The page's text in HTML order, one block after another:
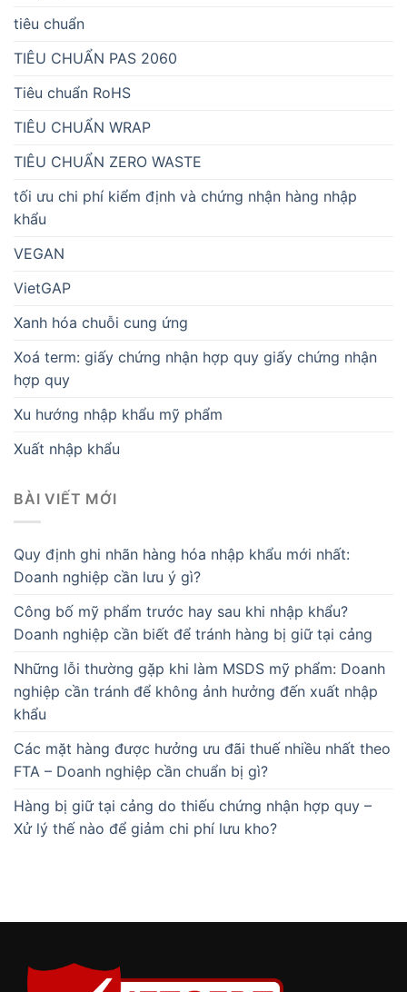
tiêu chuẩn
TIÊU CHUẨN PAS 2060
Tiêu chuẩn RoHS
TIÊU CHUẨN WRAP
TIÊU CHUẨN ZERO WASTE
tối ưu chi phí kiểm định và chứng nhận hàng nhập
khẩu
VEGAN
VietGAP
Xanh hóa chuỗi cung ứng
Xoá term: giấy chứng nhận hợp quy giấy chứng nhận
hợp quy
Xu hướng nhập khẩu mỹ phẩm
Xuất nhập khẩu
BÀI VIẾT MỚI
Quy định ghi nhãn hàng hóa nhập khẩu mới nhất:
Doanh nghiệp cần lưu ý gì?
Công bố mỹ phẩm trước hay sau khi nhập khẩu?
Doanh nghiệp cần biết để tránh hàng bị giữ tại cảng
Những lỗi thường gặp khi làm MSDS mỹ phẩm: Doanh
nghiệp cần tránh để không ảnh hưởng đến xuất nhập
khẩu
Các mặt hàng được hưởng ưu đãi thuế nhiều nhất theo
FTA – Doanh nghiệp cần chuẩn bị gì?
Hàng bị giữ tại cảng do thiếu chứng nhận hợp quy –
Xử lý thế nào để giảm chi phí lưu kho?